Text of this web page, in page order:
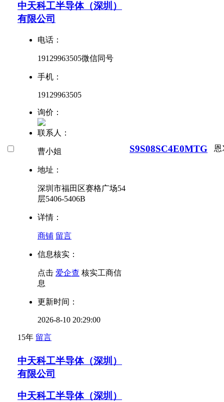
中天科工半导体（深圳）
有限公司
电话：
19129963505微信同号
手机：
19129963505
询价：
联系人：
曹小姐
地址：
深圳市福田区赛格广场54
层5406-5406B
详情：
商铺 留言
信息核实：
点击 爱企查 核实工商信
息
更新时间：
2026-8-10 20:29:00
15年 留言
S9S08SC4E0MTG 恩
中天科工半导体（深圳）
有限公司
中天科工半导体（深圳）